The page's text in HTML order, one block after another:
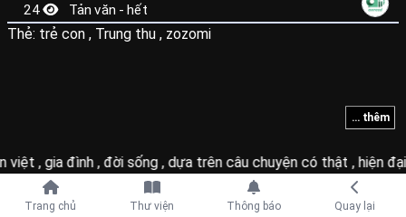
Tiếp tục với
24 Tản văn - hết
... thêm
Thẻ: trẻ con , Trung thu , zozomi
việt ,gia đình ,đời sống ,dựa trên câu chuyện có thật ,hiện
Trang chủ Thư viện Thông báo Quay lại